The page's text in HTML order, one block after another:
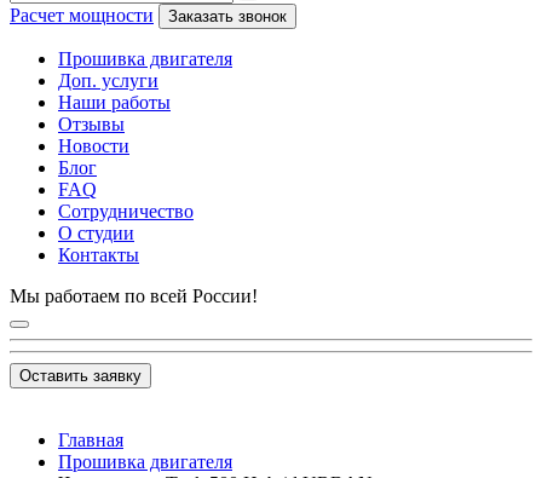
Расчет мощности Заказать звонок
Прошивка двигателя
Доп. услуги
Наши работы
Отзывы
Новости
Блог
FAQ
Сотрудничество
О студии
Контакты
Мы работаем по всей России!
Оставить заявку
Главная
Прошивка двигателя